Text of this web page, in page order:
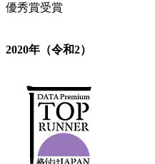
優秀賞受賞
2020年（令和2）